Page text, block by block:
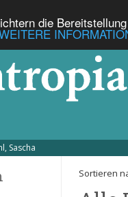
die
Sascha
Sortieren